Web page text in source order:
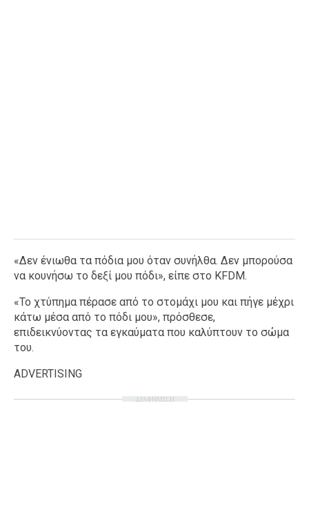
«Δεν ένιωθα τα πόδια μου όταν συνήλθα. Δεν μπορούσα
να κουνήσω το δεξί μου πόδι», είπε στο KFDM.
«Το χτύπημα πέρασε από το στομάχι μου και πήγε μέχρι
κάτω μέσα από το πόδι μου», πρόσθεσε,
επιδεικνύοντας τα εγκαύματα που καλύπτουν το σώμα
του.
ADVERTISING
ΔΙΑΦΗΜΙΣΗ